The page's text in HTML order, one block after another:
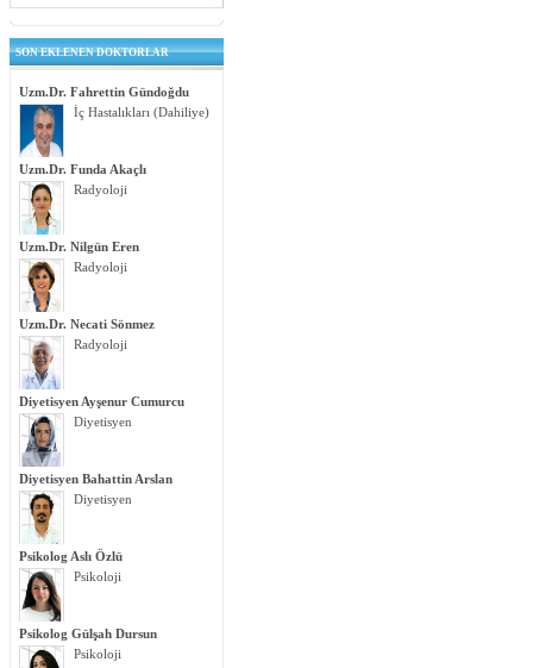
SON EKLENEN DOKTORLAR
Uzm.Dr. Fahrettin Gündoğdu
İç Hastalıkları (Dahiliye)
Uzm.Dr. Funda Akaçlı
Radyoloji
Uzm.Dr. Nilgün Eren
Radyoloji
Uzm.Dr. Necati Sönmez
Radyoloji
Diyetisyen Ayşenur Cumurcu
Diyetisyen
Diyetisyen Bahattin Arslan
Diyetisyen
Psikolog Aslı Özlü
Psikoloji
Psikolog Gülşah Dursun
Psikoloji